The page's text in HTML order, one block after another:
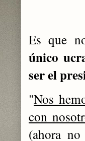
Es que
único
ser el
"Nos
con
(ahora